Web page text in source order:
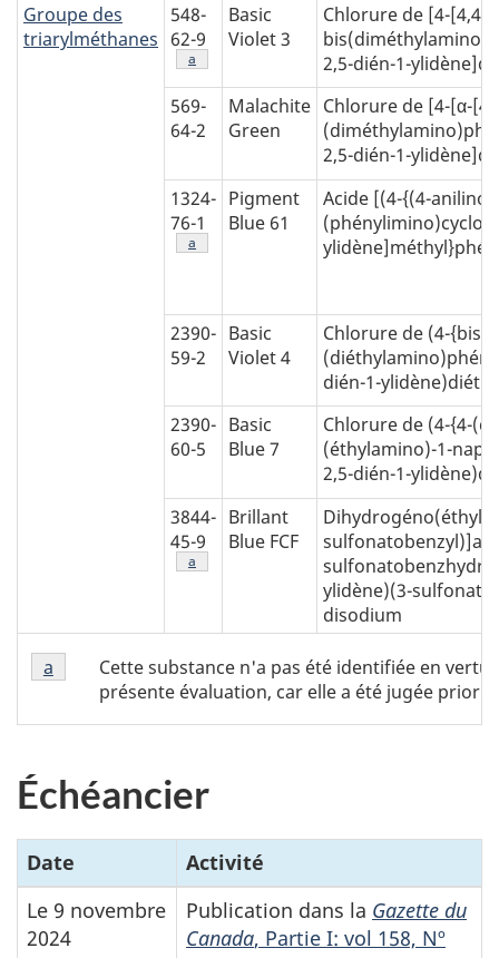
Groupe des
triarylméthanes
548-
62-9
Note de bas de page
a
Basic
Violet3
Chlorure de [4-[4,4'-
2,5-dién-1-
569-
64-2
Malachite
Green
Chlorure de [4-[α-[4-
2,5-dién-1-
1324-
76-1
Note de bas de page
a
Pigment
Blue 61
Acide [(4-{(4-
2390-
59-2
Basic
Violet4
Chlorure de (4-
dién-1-
2390-
60-5
Basic
Blue7
Chlorure de (4-{4-
(éthylamino)-1-
2,5-dién-1-
3844-
45-9
Note de bas de page
a
Brillant
Blue FCF
ylidène)(3-
disodium
Note
de
de
1
Cette substance n'a pas été identifiée en
présente évaluation, car elle a été jugée
Retour à la référence de la note de bas de page
a
Échéancier
Date
Activité
Le 9 novembre
2024
Publication dans la Gazette du
Canada, Partie I: vol 158, Nº